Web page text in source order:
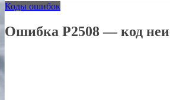
Коды ошибок
Ошибка P2508 — код